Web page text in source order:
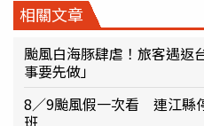
相關文章
颱風白海豚肆虐！旅客遇
事要先做」
8／9颱風假一次看 連江縣
班